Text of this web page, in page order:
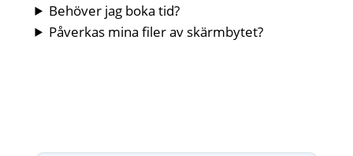
Behöver jag boka tid?
Påverkas mina filer av skärmbytet?